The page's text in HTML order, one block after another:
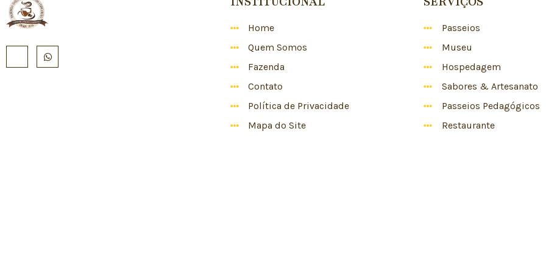
Home
Quem Somos
Fazenda
Contato
Política de Privacidade
Mapa do Site
Passeios
Museu
Hospedagem
Sabores & Artesanato
Passeios Pedagógicos
Restaurante